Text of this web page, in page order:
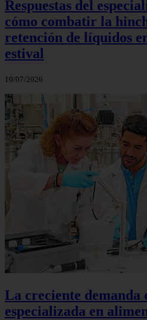
Respuestas del
cómo combatir la
retención de líquidos
estival
10/07/2026
La creciente demanda
especializada en